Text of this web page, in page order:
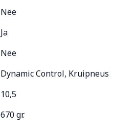
Nee
Ja
Nee
Dynamic Control, Kruipneus
10,5
670 gr.